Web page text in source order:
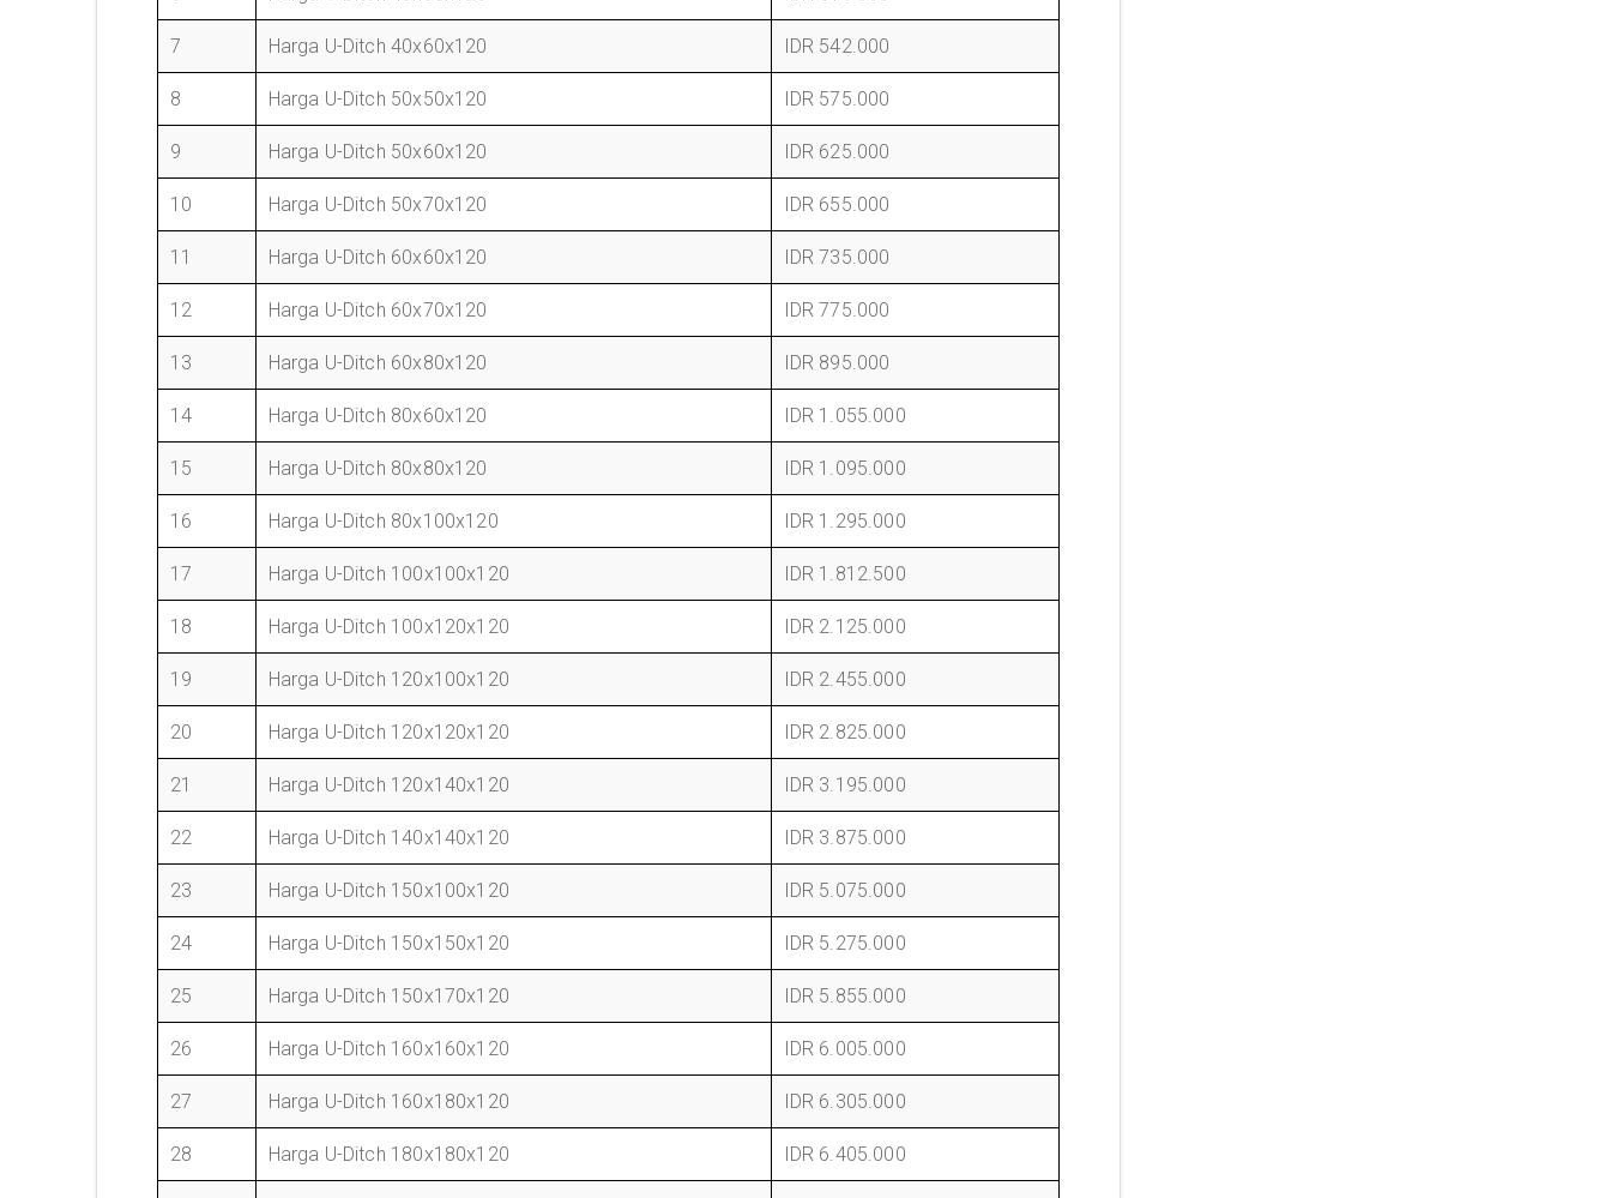
7 Harga U-Ditch 40x60x120 IDR 542.000
8 Harga U-Ditch 50x50x120 IDR 575.000
9 Harga U-Ditch 50x60x120 IDR 625.000
10 Harga U-Ditch 50x70x120 IDR 655.000
11 Harga U-Ditch 60x60x120 IDR 735.000
12 Harga U-Ditch 60x70x120 IDR 775.000
13 Harga U-Ditch 60x80x120 IDR 895.000
14 Harga U-Ditch 80x60x120 IDR 1.055.000
15 Harga U-Ditch 80x80x120 IDR 1.095.000
16 Harga U-Ditch 80x100x120 IDR 1.295.000
17 Harga U-Ditch 100x100x120 IDR 1.812.500
18 Harga U-Ditch 100x120x120 IDR 2.125.000
19 Harga U-Ditch 120x100x120 IDR 2.455.000
20 Harga U-Ditch 120x120x120 IDR 2.825.000
21 Harga U-Ditch 120x140x120 IDR 3.195.000
22 Harga U-Ditch 140x140x120 IDR 3.875.000
23 Harga U-Ditch 150x100x120 IDR 5.075.000
24 Harga U-Ditch 150x150x120 IDR 5.275.000
25 Harga U-Ditch 150x170x120 IDR 5.855.000
26 Harga U-Ditch 160x160x120 IDR 6.005.000
27 Harga U-Ditch 160x180x120 IDR 6.305.000
28 Harga U-Ditch 180x180x120 IDR 6.405.000